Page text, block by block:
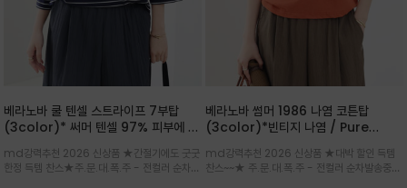
베라노바 쿨 텐셀 스트라이프 7부탑
(3color)* 써머 텐셀 97% 피부에 닿
소재
md강력추천 2026 신상품 ★간절기에도 굿굿
한정 득템 찬스★주.문.대.폭.주 - 전컬러 순차발
베라노바 썸머 1986 나염 코튼탑
(3color)*빈티지 나염 / Pure
어도 룩에 감도가 살아나는 베라노바 스
튜디오 티셔츠
md강력추천 2026 신상품 ★대박 할인 득템
찬스~~★ 주.문.대.폭.주 - 전컬러 순차발송중